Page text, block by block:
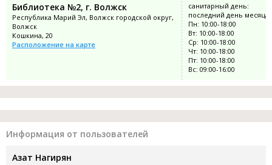
Библиотека №2, г. Волжск
Республика Марий Эл, Волжск городской округ,
Волжск
Кошкина, 20
Расположение на карте
санитарный день:
последний день месяца
Пн: 10:00-18:00
Вт: 10:00-18:00
Ср: 10:00-18:00
Чт: 10:00-18:00
Пт: 10:00-18:00
Вс: 09:00-16:00
Информация от пользователей
Азат Нагирян